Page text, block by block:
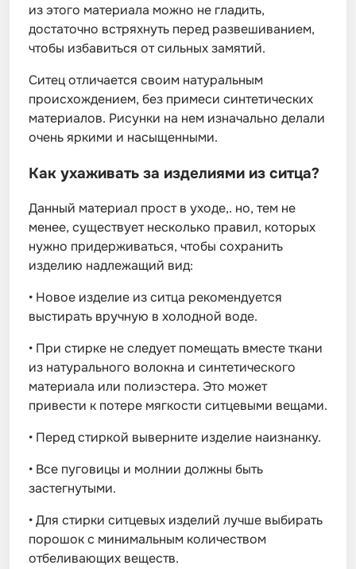
из этого материала можно не гладить,
достаточно встряхнуть перед развешиванием,
чтобы избавиться от сильных замятий.
Ситец отличается своим натуральным
происхождением, без примеси синтетических
материалов. Рисунки на нем изначально делали
очень яркими и насыщенными.
Как ухаживать за изделиями из ситца?
Данный материал прост в уходе,. но, тем не
менее, существует несколько правил, которых
нужно придерживаться, чтобы сохранить
изделию надлежащий вид:
• Новое изделие из ситца рекомендуется
выстирать вручную в холодной воде.
• При стирке не следует помещать вместе ткани
из натурального волокна и синтетического
материала или полиэстера. Это может
привести к потере мягкости ситцевыми вещами.
• Перед стиркой выверните изделие наизнанку.
• Все пуговицы и молнии должны быть
застегнутыми.
•Для стирки ситцевых изделий лучше выбирать
порошок с минимальным количеством
отбеливающих веществ.